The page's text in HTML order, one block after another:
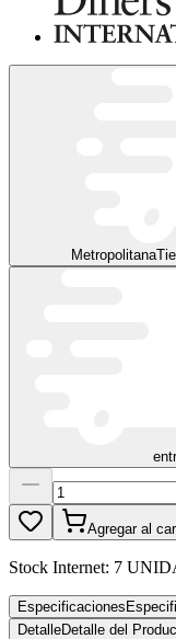
Metropolitana
Agregar al
Stock Internet: 7
Especificaciones
DetalleDetalle del